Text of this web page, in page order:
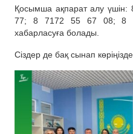
Қосымша ақпарат алу
77; 8 7172 55 67 08; 8
хабарласуға болады.
Сіздер де бақ сынап